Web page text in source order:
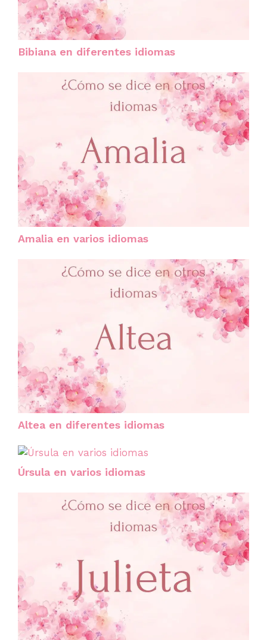
Bibiana en diferentes idiomas
Amalia en varios idiomas
Altea en diferentes idiomas
Úrsula en varios idiomas